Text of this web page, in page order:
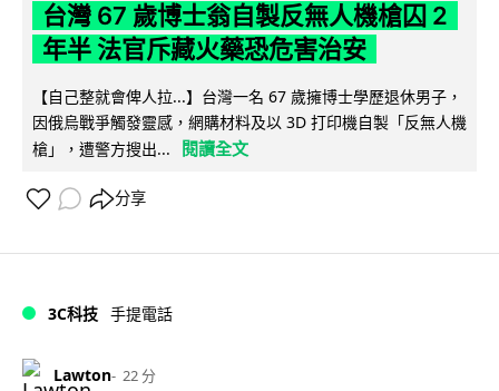
台灣 67 歲博士翁自製反無人機槍囚 2
年半 法官斥藏火藥恐危害治安
【自己整就會俾人拉...】台灣一名 67 歲擁博士學歷退休男子，
因俄烏戰爭觸發靈感，網購材料及以 3D 打印機自製「反無人機
槍」，遭警方搜出...
閱讀全文
分享
3C科技 手提電話
Lawton 22 分